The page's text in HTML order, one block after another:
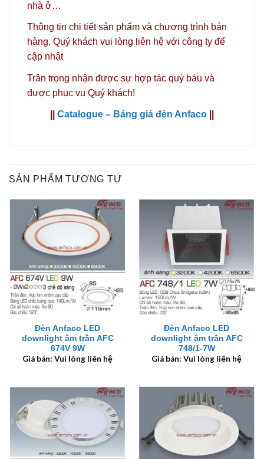
nhà ở…
Thông tin chi tiết sản phẩm và chương trình bán
hàng, Quý khách vui lòng liên hệ với công ty để
cập nhật
Trân trọng nhận được sự hợp tác quý báu và
được phục vụ Quý khách!
Catalogue – Bảng giá đèn Anfaco
SẢN PHẨM TƯƠNG TỰ
Đèn Anfaco LED
downlight âm trần AFC
674V 9W
Giá bán: Vui lòng liên hệ
Đèn Anfaco LED
downlight âm trần AFC
748/1-7W
Giá bán: Vui lòng liên hệ